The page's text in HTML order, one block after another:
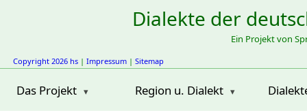
Dialekte der
Ein Projekt von
Copyright 2026 hs | Impressum | Sitemap
Das Projekt Region u. Dialekt